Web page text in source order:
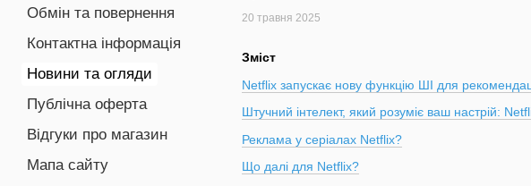
20 травня 2025
Зміст
Netflix запускає нову функцію ШІ для
Штучний інтелект, який розуміє ваш настрій:
Реклама у серіалах Netflix?
Що далі для Netflix?
Обмін та повернення
Контактна інформація
Новини та огляди
Публічна оферта
Відгуки про магазин
Мапа сайту